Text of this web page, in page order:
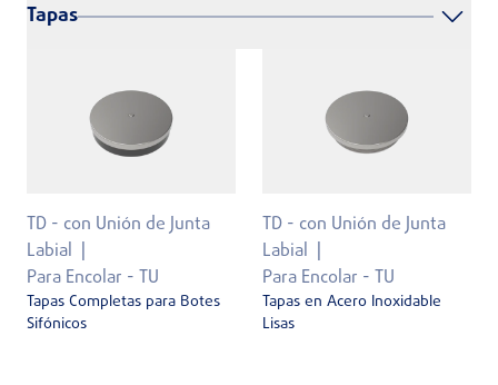
Tapas
TD - con Unión de Junta
Labial
Para Encolar - TU
Tapas Completas para Botes
Sifónicos
TD - con Unión de Junta
Labial
Para Encolar - TU
Tapas en Acero Inoxidable
Lisas